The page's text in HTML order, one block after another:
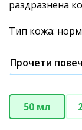
раздразнена
Тип кожа:
Прочети
50 мл